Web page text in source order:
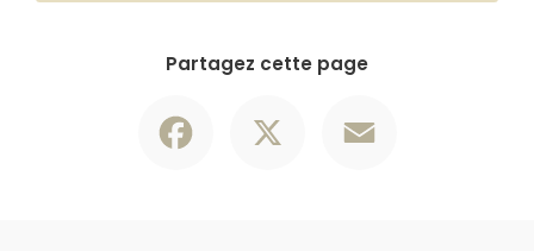
Partagez cette page